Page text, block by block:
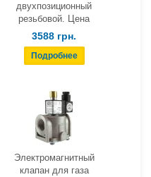
двухпозиционный
резьбовой. Цена
3588 грн.
Электромагнитный
клапан для газа